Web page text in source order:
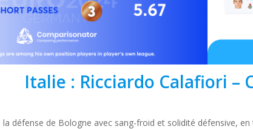
Italie : Ricciardo Calafiori –
la défense de Bologne avec sang-froid et solidité défensive,